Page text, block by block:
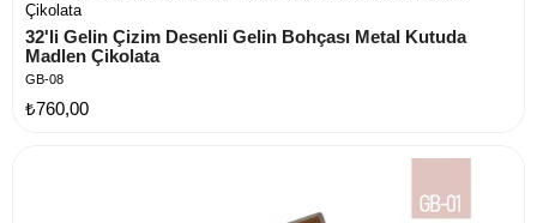
Çikolata
32'li Gelin Çizim Desenli Gelin Bohçası Metal Kutuda
Madlen Çikolata
GB-08
₺760,00